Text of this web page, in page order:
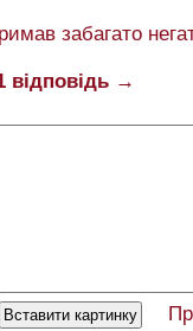
забагато
відповідь →